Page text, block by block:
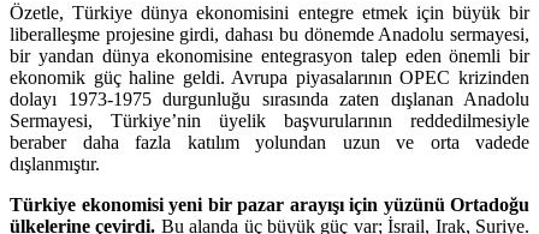
Özetle, Türkiye dünya ekonomisini entegre etmek için büyük bir
liberalleşme projesine girdi, dahası bu dönemde Anadolu sermayesi,
bir yandan dünya ekonomisine entegrasyon talep eden önemli bir
ekonomik güç haline geldi. Avrupa piyasalarının OPEC krizinden
dolayı 1973-1975 durgunluğu sırasında zaten dışlanan Anadolu
Sermayesi, Türkiye’nin üyelik başvurularının reddedilmesiyle
beraber daha fazla katılım yolundan uzun ve orta vadede
dışlanmıştır.
Türkiye ekonomisi yeni bir pazar arayışı için yüzünü Ortadoğu
ülkelerine çevirdi. Bu alanda üç büyük güç var; İsrail, Irak, Suriye.